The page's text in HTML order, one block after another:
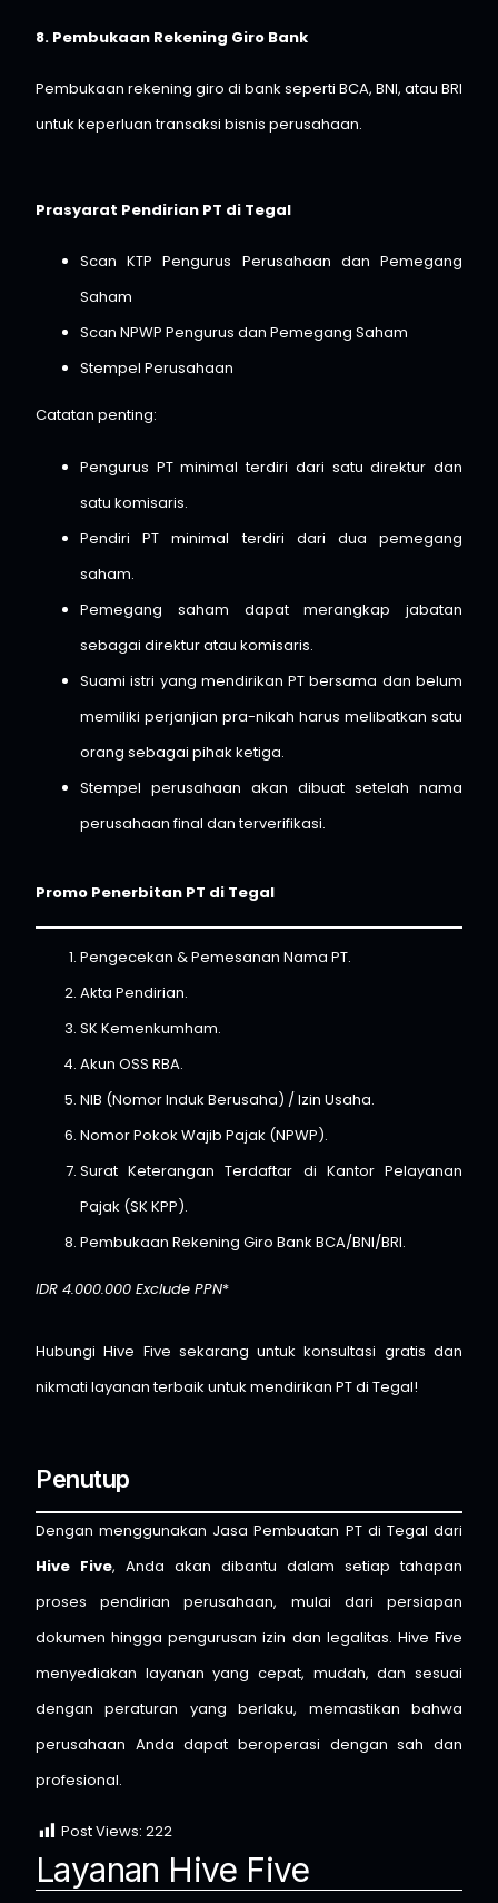
8. Pembukaan Rekening Giro Bank
Pembukaan rekening giro di bank seperti BCA, BNI, atau BRI
untuk keperluan transaksi bisnis perusahaan.
Prasyarat Pendirian PT di Tegal
Scan KTP Pengurus Perusahaan dan Pemegang
Saham
Scan NPWP Pengurus dan Pemegang Saham
Stempel Perusahaan
Catatan penting:
Pengurus PT minimal terdiri dari satu direktur dan
satu komisaris.
Pendiri PT minimal terdiri dari dua pemegang
saham.
Pemegang saham dapat merangkap jabatan
sebagai direktur atau komisaris.
Suami istri yang mendirikan PT bersama dan belum
memiliki perjanjian pra-nikah harus melibatkan satu
orang sebagai pihak ketiga.
Stempel perusahaan akan dibuat setelah nama
perusahaan final dan terverifikasi.
Promo Penerbitan PT di Tegal
Pengecekan & Pemesanan Nama PT.
Akta Pendirian.
SK Kemenkumham.
Akun OSS RBA.
NIB (Nomor Induk Berusaha) / Izin Usaha.
Nomor Pokok Wajib Pajak (NPWP).
Surat Keterangan Terdaftar di Kantor Pelayanan
Pajak (SK KPP).
Pembukaan Rekening Giro Bank BCA/BNI/BRI.
IDR 4.000.000 Exclude PPN*
Hubungi Hive Five sekarang untuk konsultasi gratis dan
nikmati layanan terbaik untuk mendirikan PT di Tegal!
Penutup
Dengan menggunakan Jasa Pembuatan PT di Tegal dari
Hive Five, Anda akan dibantu dalam setiap tahapan
proses pendirian perusahaan, mulai dari persiapan
dokumen hingga pengurusan izin dan legalitas. Hive Five
menyediakan layanan yang cepat, mudah, dan sesuai
dengan peraturan yang berlaku, memastikan bahwa
perusahaan Anda dapat beroperasi dengan sah dan
profesional.
Post Views: 222
Layanan Hive Five